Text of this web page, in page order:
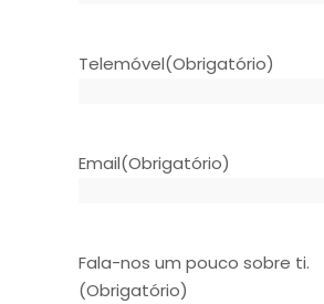
Telemóvel(Obrigatório)
Email(Obrigatório)
Fala-nos um pouco sobre ti.
(Obrigatório)